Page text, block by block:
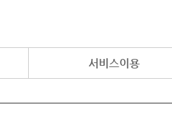
서비스이용